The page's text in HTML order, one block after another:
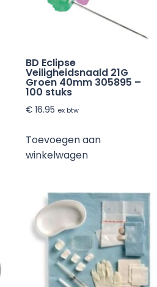
BD Eclipse
Veiligheidsnaald 21G
Groen 40mm 305895 –
100 stuks
€16.95 ex btw
Toevoegen aan
winkelwagen